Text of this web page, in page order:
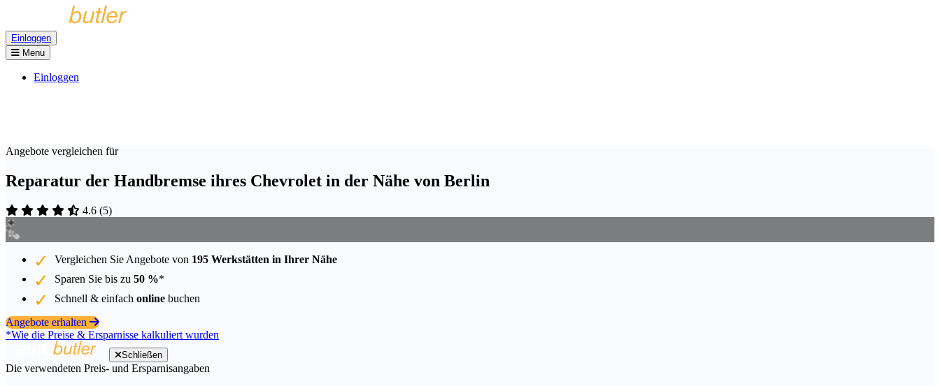
Einloggen
Menu
Einloggen
Angebote vergleichen für
Reparatur der Handbremse ihres Chevrolet in der Nähe von Berlin
4.6 (5)
Vergleichen Sie Angebote von 195 Werkstätten in Ihrer Nähe
Sparen Sie bis zu 50 %*
Schnell & einfach online buchen
Angebote erhalten
*Wie die Preise & Ersparnisse kalkuliert wurden
Schließen
Die verwendeten Preis- und Ersparnisangaben